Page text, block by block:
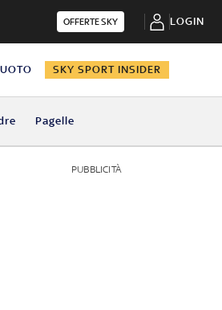
OFFERTE SKY LOGIN
SKY SPORT INSIDER
Pagelle
PUBBLICITÀ